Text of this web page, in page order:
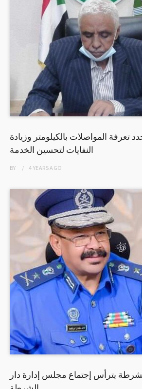
تعرفة المواصلات بالكيلومتر وزيادة
النفايات لتحسين الخدمة
BY 4 YEARSAGO
يترأس إجتماع مجلس إدارة دار